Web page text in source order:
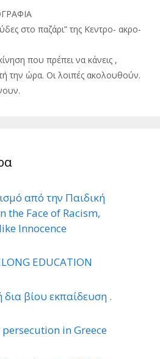
στο παζάρι” της Κεντρο- ακρο-
που πρέπει να κάνεις ,
την ώρα. Οι λοιπές ακολουθούν.
από την Παιδική
the Face of Racism,
Innocence
EDUCATION
δια βίου εκπαίδευση .
in Greece